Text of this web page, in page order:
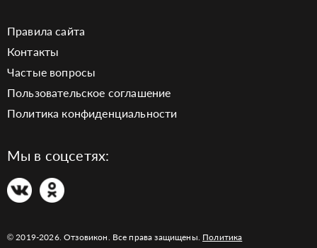
Правила сайта
Контакты
Частые вопросы
Пользовательское соглашение
Политика конфиденциальности
Мы в соцсетях:
© 2019-2026. Отзовикон. Все права защищены. Политика